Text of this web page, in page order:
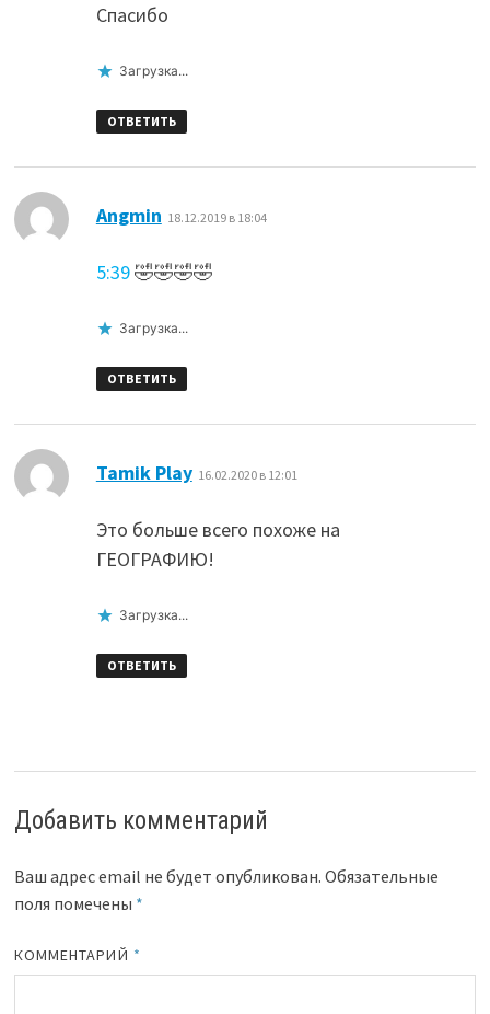
Спасибо
Загрузка...
ОТВЕТИТЬ
Angmin 18.12.2019 в 18:04
5:39🤣🤣🤣🤣
Загрузка...
ОТВЕТИТЬ
Tamik Play: 16.02.2020 в 12:01
Это больше всего похоже на
ГЕОГРАФИЮ!
Загрузка...
ОТВЕТИТЬ
Добавить комментарий
Ваш адрес email не будет опубликован. Обязательные
поля помечены *
КОММЕНТАРИЙ *